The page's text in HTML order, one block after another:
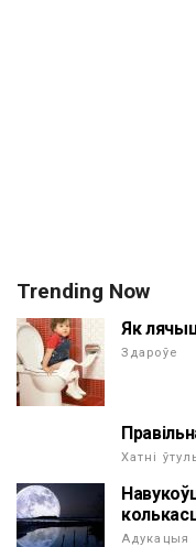
Trending Now
Як
Здароўе
Хатні
Адукацыя